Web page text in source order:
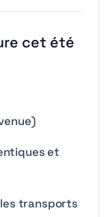
cet été
et
transports